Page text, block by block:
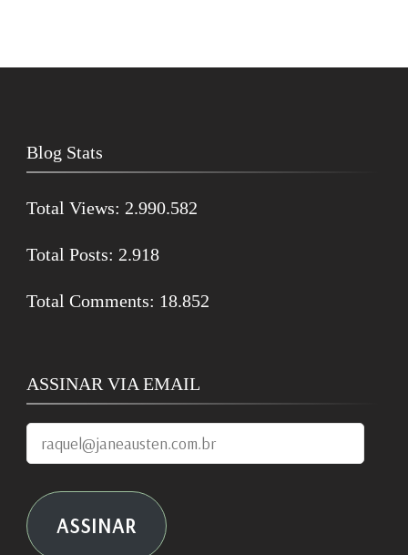
Blog Stats
Total Views: 2.990.582
Total Posts: 2.918
Total Comments: 18.852
ASSINAR VIA EMAIL
raquel@janeausten.com.br
ASSINAR